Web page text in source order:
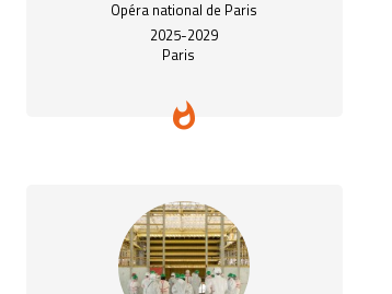
Opéra national de Paris
2025-2029
Paris